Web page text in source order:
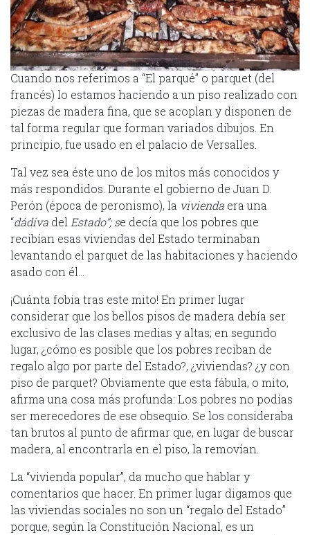
Cuando nos referimos a “El parqué” o parquet (del
francés) lo estamos haciendo a un piso realizado con
piezas de madera fina, que se acoplan y disponen de
tal forma regular que forman variados dibujos. En
principio, fue usado en el palacio de Versalles.
Tal vez sea éste uno de los mitos más conocidos y
más respondidos. Durante el gobierno de Juan D.
Perón (época de peronismo), la vivienda era una
“dádiva del Estado”; se decía que los pobres que
recibían esas viviendas del Estado terminaban
levantando el parquet de las habitaciones y haciendo
asado con él…
¡Cuánta fobia tras este mito! En primer lugar
considerar que los bellos pisos de madera debía ser
exclusivo de las clases medias y altas; en segundo
lugar, ¿cómo es posible que los pobres reciban de
regalo algo por parte del Estado?, ¿viviendas? ¿y con
piso de parquet? Obviamente que esta fábula, o mito,
afirma una cosa más profunda: Los pobres no podías
ser merecedores de ese obsequio. Se los consideraba
tan brutos al punto de afirmar que, en lugar de buscar
madera, al encontrarla en el piso, la removían.
La “vivienda popular”, da mucho que hablar y
comentarios que hacer. En primer lugar digamos que
las viviendas sociales no son un “regalo del Estado”
porque, según la Constitución Nacional, es un